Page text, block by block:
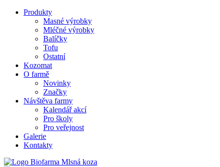
Produkty
Masné výrobky
Mléčné výrobky
Balíčky
Tofu
Ostatní
Kozomat
O farmě
Novinky
Značky
Návštěva farmy
Kalendář akcí
Pro školy
Pro veřejnost
Galerie
Kontakty